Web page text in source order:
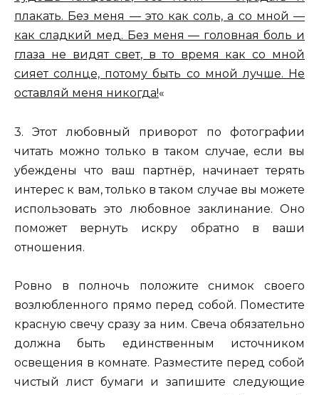
плакать. Без меня — это как соль, а со мной —
как сладкий мед. Без меня — головная боль и
глаза не видят свет, в то время как со мной
сияет солнце, потому быть со мной лучше. Не
оставляй меня никогда!«
3. Этот любовный приворот по фотографии
читать можно только в таком случае, если вы
убеждены что ваш партнёр, начинает терять
интерес к вам, только в таком случае вы можете
использовать это любовное заклинание. Оно
поможет вернуть искру обратно в ваши
отношения.
Ровно в полночь положите снимок своего
возлюбленного прямо перед собой. Поместите
красную свечу сразу за ним. Свеча обязательно
должна быть единственным источником
освещения в комнате. Разместите перед собой
чистый лист бумаги и запишите следующие